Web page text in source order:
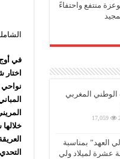
في
منتفع واحتفاءً
الوطني المغربي
17,059
العهد” بمناسبة
عشرة لميلاد ولي